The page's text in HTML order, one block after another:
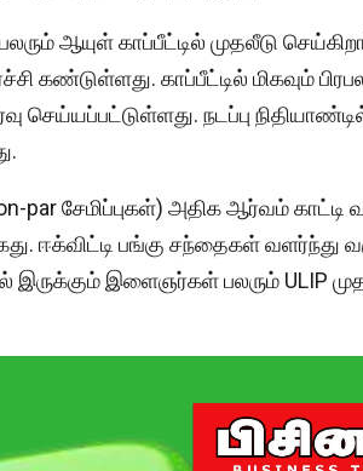
ஆயுள் காப்பீட்டில் முதலீடு
கண்டுள்ளது. காப்பீட்டில் மிகவும்
நடப்பு
par சேமிப்புகள்) அதிக ஆர்வம் காட்டி
ஈக்விட்டி பங்கு சந்தைகள் வளர்ந்து
இருக்கும் இளைஞர்கள் பலரும் ULIP